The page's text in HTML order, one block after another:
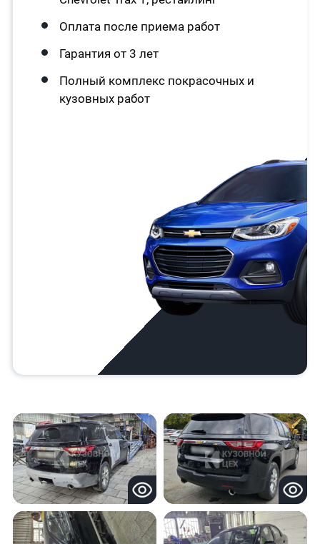
Оплата после приема работ
Гарантия от 3 лет
Полный комплекс покрасочных и
кузовных работ